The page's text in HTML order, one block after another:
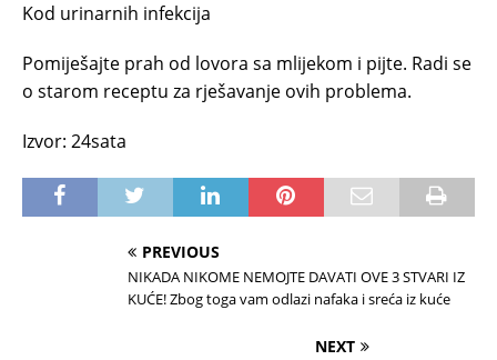
Kod urinarnih infekcija
Pomiješajte prah od lovora sa mlijekom i pijte. Radi se
o starom receptu za rješavanje ovih problema.
Izvor: 24sata
PREVIOUS
NIKADA NIKOME NEMOJTE DAVATI OVE 3 STVARI IZ
KUĆE! Zbog toga vam odlazi nafaka i sreća iz kuće
NEXT